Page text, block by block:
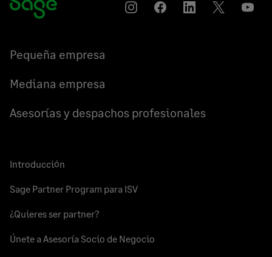
InstagramCompartirCompartirCompartir
Pequeña empresa
Mediana empresa
Asesorías y despachos profesionales
Introducción
Sage Partner Program para ISV
¿Quieres ser partner?
Únete a Asesoría Socio de Negocio